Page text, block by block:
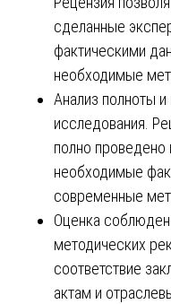
сделанные
фактическими
необходимые
Анализ полноты
исследования.
полно проведено
необходимые
современные
Оценка
методических
соответствие
актам и